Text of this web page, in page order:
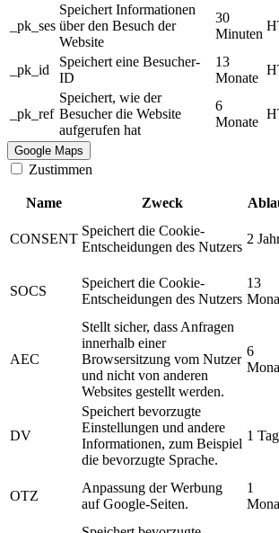
_pk_ses
Speichert Informationen
über den Besuch der
Website
30
Minuten
_pk_id
Speichert eine Besucher-
ID
13
Monate
_pk_ref
Speichert, wie der
Besucher die Website
aufgerufen hat
6
Monate
Google Maps
Zustimmen
Name Zweck
CONSENT
Speichert die Cookie-
Entscheidungen des Nutzers
2
SOCS
Speichert die Cookie-
Entscheidungen des Nutzers
13
AEC
Stellt sicher, dass Anfragen
innerhalb einer
Browsersitzung vom Nutzer
und nicht von anderen
Websites gestellt werden.
6
DV
Speichert bevorzugte
Einstellungen und andere
Informationen, zum Beispiel
die bevorzugte Sprache.
1
OTZ
Anpassung der Werbung
auf Google-Seiten.
1